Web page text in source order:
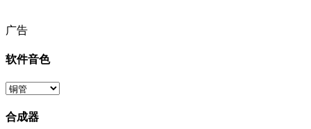
广告
软件音色
合成器